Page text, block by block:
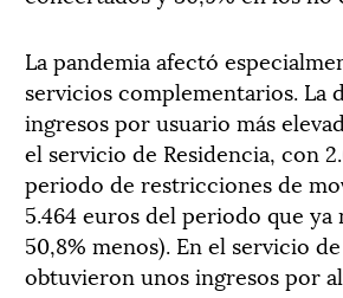
La pandemia afectó especialm
servicios complementarios. La
ingresospor usuario más
el servicio de Residencia, con
periodo de restricciones de
5.464 eurosdel periodo que ya
50,8% menos). En el servicio de
obtuvieron unos ingresospor